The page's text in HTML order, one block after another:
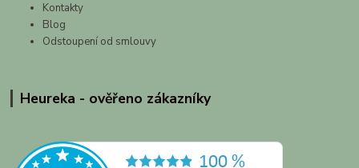
Kontakty
Blog
Odstoupení od smlouvy
Heureka - ověřeno zákazníky